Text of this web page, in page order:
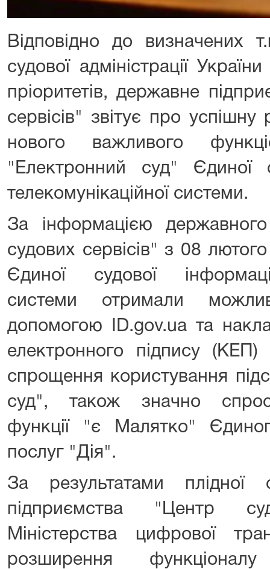
Відповідно до визначених
судової адміністрації
пріоритетів, державне
сервісів" звітує про успішну
нового важливого
"Електронний суд" Єдиної
телекомунікаційної системи.
За інформацією
судових сервісів" з 08
Єдиної судової
системи отримали
допомогою ID.gov.ua та
електронного підпису
спрощення користування
суд", також значно
функції "є Малятко"
послуг "Дія".
За результатами плідної
підприємства "Центр
Міністерства цифрової
розширення